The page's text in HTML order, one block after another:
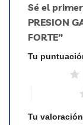
Sé el
PRESION
FORTE”
Tu
Tu valoración